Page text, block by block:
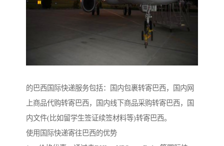
的巴西国际快递服务包括：国内包裹转寄巴西，国内网
上商品代购转寄巴西，国内线下商品采购转寄巴西，国
内文件(比如留学生签证续签材料等)转寄巴西。
使用国际快递寄往巴西的优势